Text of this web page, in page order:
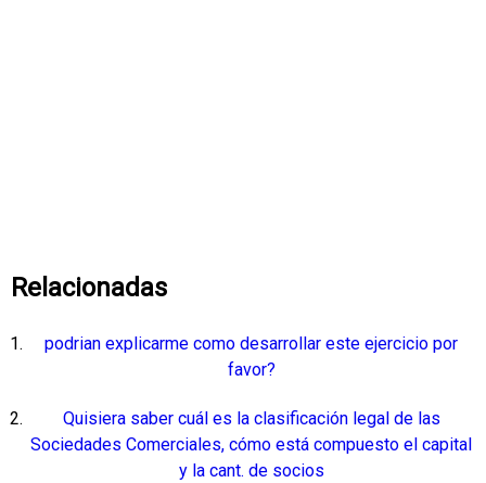
Relacionadas
podrian explicarme como desarrollar este ejercicio por
favor?
Quisiera saber cuál es la clasificación legal de las
Sociedades Comerciales, cómo está compuesto el capital
y la cant. de socios